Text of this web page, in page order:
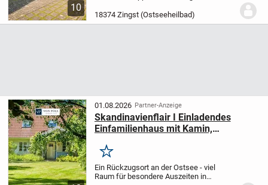
10
harmonisch durchdachte Raumaufteilung
sowie eine besonders ruhige und
18374 Zingst (Ostseeheilbad)
01.08.2026 Partner-Anzeige
Skandinavienflair I Einladendes
Einfamilienhaus mit Kamin,
Merken
Ein Rückzugsort an der Ostsee - viel
Raum für besondere Auszeiten in